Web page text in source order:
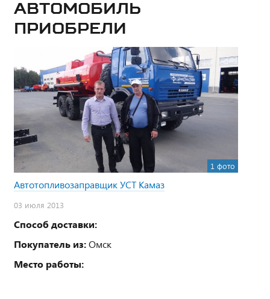
Автомобиль
приобрели
1 фото
Автотопливозаправщик УСТ Камаз
03 июля 2013
Способ доставки:
Покупатель из:Омск
Место работы: